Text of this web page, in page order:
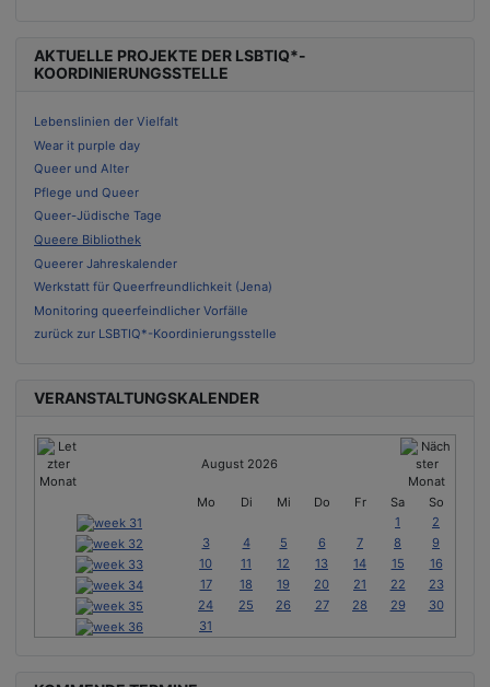
AKTUELLE PROJEKTE DER LSBTIQ*-
KOORDINIERUNGSSTELLE
Lebenslinien der Vielfalt
Wear it purple day
Queer und Alter
Pflege und Queer
Queer-Jüdische Tage
Queere Bibliothek
Queerer Jahreskalender
Werkstatt für Queerfreundlichkeit (Jena)
Monitoring queerfeindlicher Vorfälle
zurück zur LSBTIQ*-Koordinierungsstelle
VERANSTALTUNGSKALENDER
August 2026
Mo Di Mi Do Fr Sa
So
1
2
3
4 5 6 7 8
9
10
11 12 13 14 15
16
17
18 19 20 21 22
23
24
25 26 27 28 29
30
31